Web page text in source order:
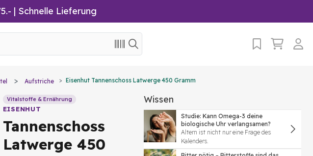
| Schnelle Lieferung
Aufstriche Eisenhut Tannenschoss Latwerge 450 Gramm
Vitalstoffe & Ernährung
EISENHUT
Tannenschoss
Latwerge 450
Wissen
Studie: Kann Omega-3 deine
biologische Uhr verlangsamen?
Altern ist nicht nur eine Frage des
Kalenders.